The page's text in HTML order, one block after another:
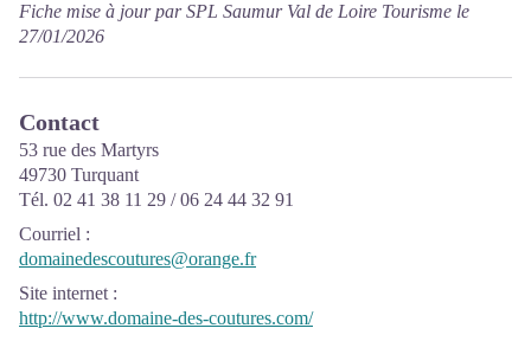
Fiche mise à jour par SPL Saumur Val de Loire Tourisme le
27/01/2026
Contact
53 rue des Martyrs
49730 Turquant
Tél. 02 41 38 11 29 / 06 24 44 32 91
Courriel :
domainedescoutures@orange.fr
Site internet :
http://www.domaine-des-coutures.com/